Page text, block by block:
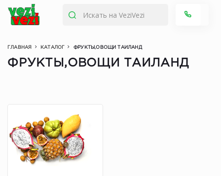
ГЛАВНАЯ КАТАЛОГ ФРУКТЫ,ОВОЩИ ТАИЛАНД
ФРУКТЫ,ОВОЩИ ТАИЛАНД